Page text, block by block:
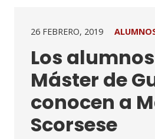
26 FEBRERO, 2019
Los
Máster de
conocen a
Scorsese